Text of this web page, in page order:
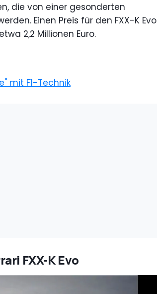
die von einer gesonderten
Einen Preis für den FXX-K Evo
2,2 Millionen Euro.
mit F1-Technik
FXX-K Evo